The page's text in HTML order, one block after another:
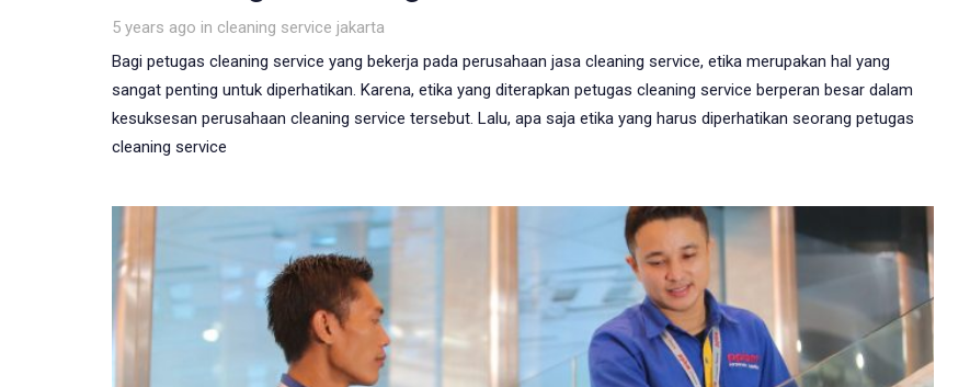
5 years ago in
Tags
cleaning service jakarta
Bagi petugas cleaning service yang bekerja pada perusahaan jasa cleaning service, etika merupakan hal yang
sangat penting untuk diperhatikan. Karena, etika yang diterapkan petugas cleaning service berperan besar dalam
kesuksesan perusahaan cleaning service tersebut. Lalu, apa saja etika yang harus diperhatikan seorang petugas
cleaning service